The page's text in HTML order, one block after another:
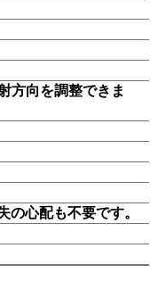
方向を調整できま
の心配も不要です。